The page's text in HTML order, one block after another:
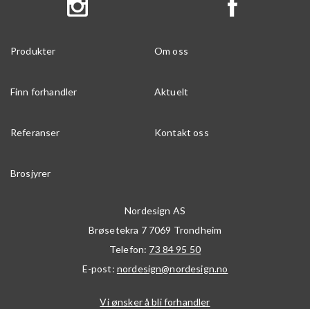
Produkter Om oss
Finn forhandler Aktuelt
Referanser Kontakt oss
Brosjyrer
Nordesign AS
Brøsetekra 7 7069 Trondheim
Telefon: 73 84 95 50
E-post: nordesign@nordesign.no
Vi ønsker å bli forhandler